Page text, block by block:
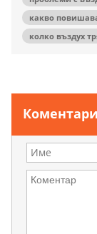
какво
колко въздух